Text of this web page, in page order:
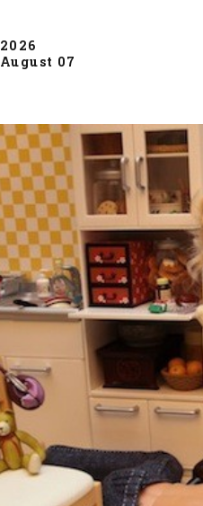
2026
August 07